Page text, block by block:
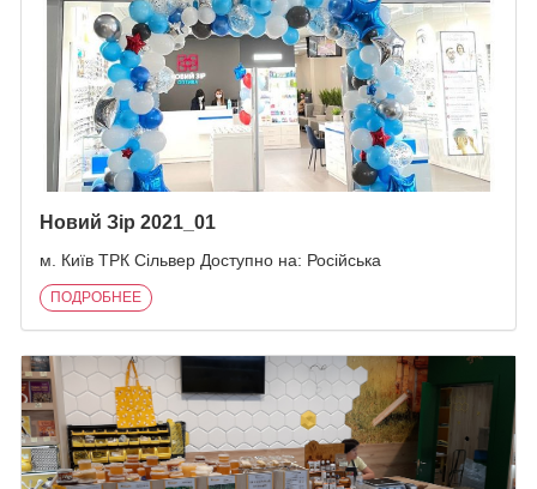
Новий Зір 2021_01
м. Київ ТРК Сільвер Доступно на: Російська
ПОДРОБНЕЕ